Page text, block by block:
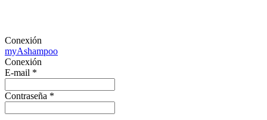
Conexión
myAshampoo
Conexión
E-mail *
Contraseña *